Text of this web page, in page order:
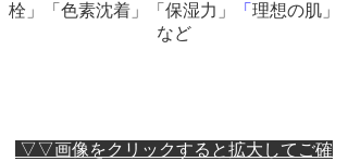
栓」「色素沈着」「保湿力」
「 理想の肌」
など
▽▽画像をクリックすると拡大してご確